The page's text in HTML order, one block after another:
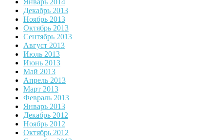
Январь 2014
Декабрь 2013
Ноябрь 2013
Октябрь 2013
Сентябрь 2013
Август 2013
Июль 2013
Июнь 2013
Май 2013
Апрель 2013
Март 2013
Февраль 2013
Январь 2013
Декабрь 2012
Ноябрь 2012
Октябрь 2012